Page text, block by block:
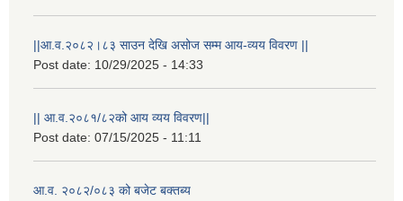
||आ.व.२०८२।८३ साउन देखि असोज सम्म आय-व्यय विवरण ||
Post date: 10/29/2025 - 14:33
|| आ.व.२०८१/८२को आय व्यय विवरण||
Post date: 07/15/2025 - 11:11
आ.व. २०८२/०८३ को बजेट बक्तब्य